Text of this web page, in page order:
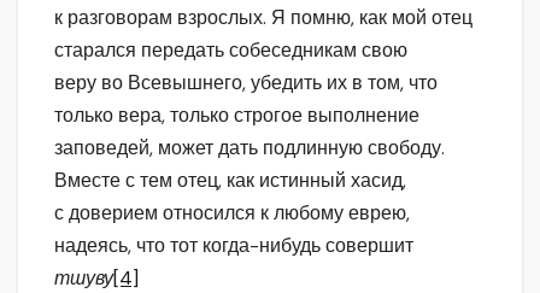
к разговорам взрослых. Я помню, как мой отец
старался передать собеседникам свою
веру во Всевышнего, убедить их в том, что
только вера, только строгое выполнение
заповедей, может дать подлинную свободу.
Вместе с тем отец, как истинный хасид,
с доверием относился к любому еврею,
надеясь, что тот когда-нибудь совершит
тшуву[4]